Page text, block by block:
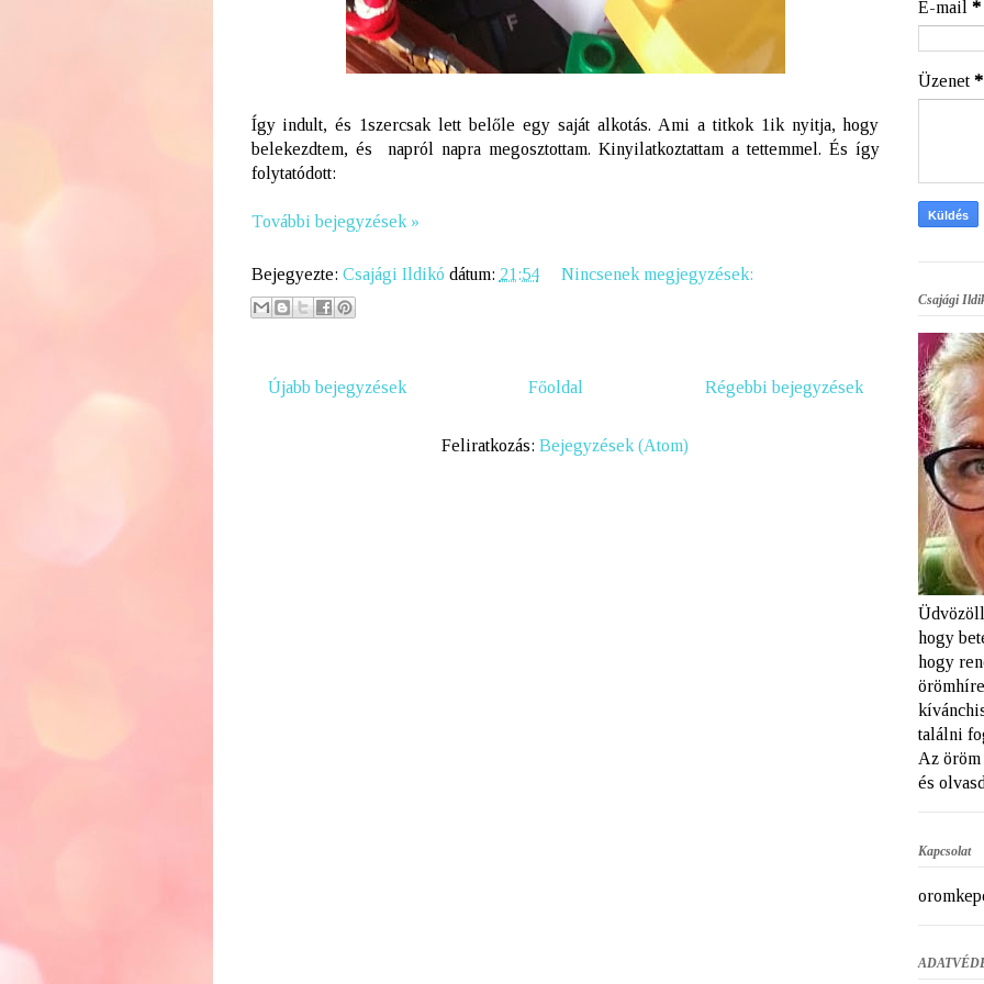
Így indult, és 1szercsak lett belőle egy saját alkotás. Ami a titkok 1ik nyitja, hogy
belekezdtem, és napról napra megosztottam. Kinyilatkoztattam a tettemmel. És így
folytatódott:
További bejegyzések »
Bejegyezte: Csajági Ildikó dátum: 21:54 Nincsenek megjegyzések:
Újabb bejegyzések Régebbi bejegyzések
Főoldal
Feliratkozás: Bejegyzések (Atom)
E-mail *
Üzenet *
Csajági
hogy
hogy
találni
Az
és
Kapcsolat